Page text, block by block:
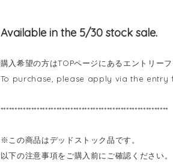
Available in the 5/30 stock sale.
購入希望の方はTOPページにあるエントリー
To purchase, please apply via the entry
************************************************************
※この商品はデッドストック品です。
以下の注意事項をご購入前にご確認ください。